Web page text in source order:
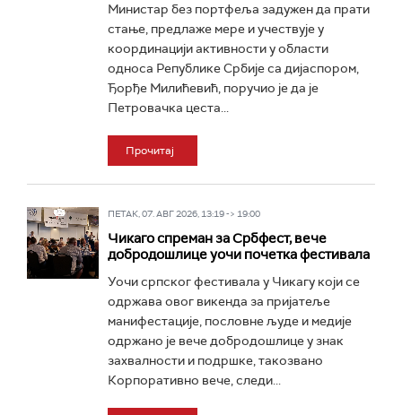
Министар без портфеља задужен да прати
стање, предлаже мере и учествује у
координацији активности у области
односа Републике Србије са дијаспором,
Ђорђе Милићевић, поручио је да је
Петровачка цеста...
Прочитај
ПЕТАК, 07. АВГ 2026, 13:19 -> 19:00
Чикаго спреман за Србфест, вече
добродошлице уочи почетка фестивала
Уочи српског фестивала у Чикагу који се
одржава овог викенда за пријатеље
манифестације, пословне људе и медије
одржано је вече добродошлице у знак
захвалности и подршке, такозвано
Корпоративно вече, следи...